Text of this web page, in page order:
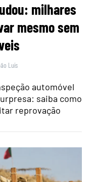
milhares
mesmo sem
Luís
automóvel
saiba como
reprovação